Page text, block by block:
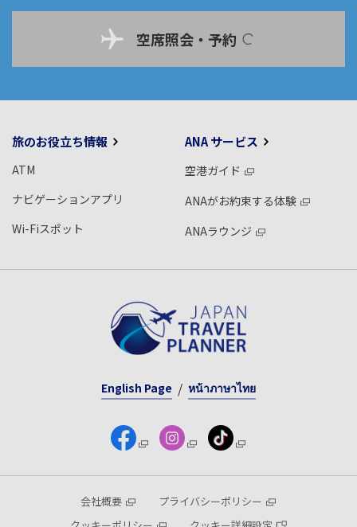
空席照会・予約
旅のお役立ち情報
ATM
ナビゲーションアプリ
Wi-Fiスポット
ANA サービス
空港ガイド
ANAがお約束する体験
ANAラウンジ
English Page หน้าภาษาไทย
会社概要
プライバシーポリシー